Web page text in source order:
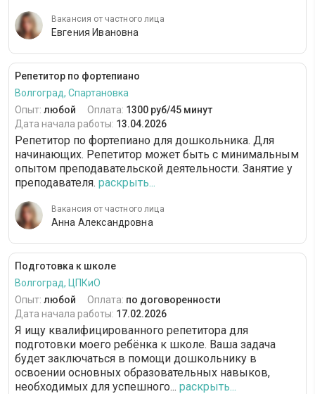
Вакансия от частного лица
Евгения Ивановна
Репетитор по фортепиано
Волгоград, Спартановка
Опыт: любой Оплата: 1300 руб/45 минут
Дата начала работы: 13.04.2026
Репетитор по фортепиано для дошкольника. Для
начинающих. Репетитор может быть с минимальным
опытом преподавательской деятельности. Занятие у
преподавателя. раскрыть...
Вакансия от частного лица
Анна Александровна
Подготовка к школе
Волгоград, ЦПКиО
Опыт: любой Оплата: по договоренности
Дата начала работы: 17.02.2026
Я ищу квалифицированного репетитора для
подготовки моего ребёнка к школе. Ваша задача
будет заключаться в помощи дошкольнику в
освоении основных образовательных навыков,
необходимых для успешного... раскрыть...